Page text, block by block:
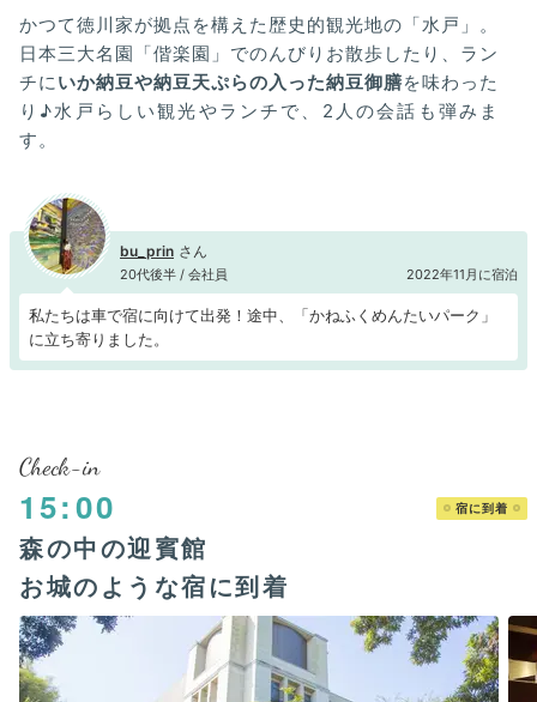
かつて徳川家が拠点を構えた歴史的観光地の「水戸」。
日本三大名園「偕楽園」でのんびりお散歩したり、ラン
チにいか納豆や納豆天ぷらの入った納豆御膳を味わった
り♪水戸らしい観光やランチで、2人の会話も弾みま
す。
bu_prin
20代後半 / 会社員 2022年11月に宿泊
私たちは車で宿に向けて出発！途中、「かねふくめんたいパーク」
に立ち寄りました。
Check-in
15:00 宿に到着
森の中の迎賓館
お城のような宿に到着